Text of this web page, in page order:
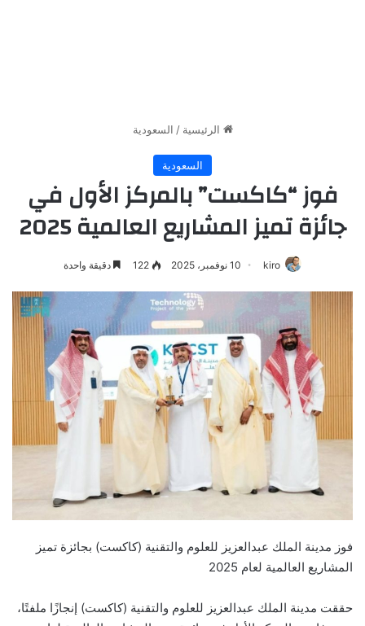
الرئيسية / السعودية
السعودية
فوز “كاكست” بالمركز الأول في
جائزة تميز المشاريع العالمية 2025
kiro 10 نوفمبر، 2025 122 دقيقة واحدة
فوز مدينة الملك عبدالعزيز للعلوم والتقنية (كاكست) بجائزة تميز
المشاريع العالمية لعام 2025
حققت مدينة الملك عبدالعزيز للعلوم والتقنية (كاكست) إنجازًا ملفتًا،